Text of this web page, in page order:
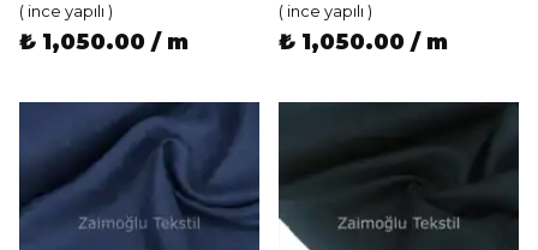
( ince yapılı )
₺ 1,050.00 / m
( ince yapılı )
₺ 1,050.00 / m